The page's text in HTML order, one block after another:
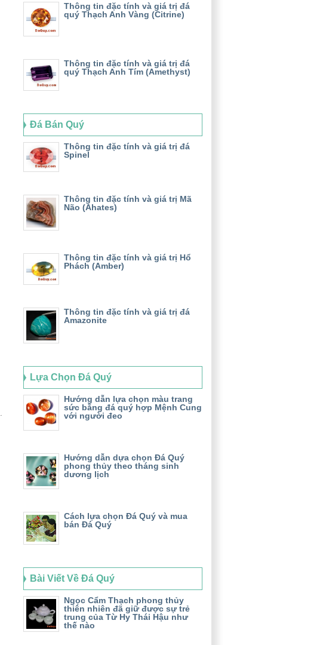
Thông tin đặc tính và giá trị đá
quý Thạch Anh Vàng (Citrine)
Thông tin đặc tính và giá trị đá
quý Thạch Anh Tím (Amethyst)
Đá Bán Quý
Thông tin đặc tính và giá trị đá
Spinel
Thông tin đặc tính và giá trị Mã
Não (Ahates)
Thông tin đặc tính và giá trị Hổ
Phách (Amber)
Thông tin đặc tính và giá trị đá
Amazonite
Lựa Chọn Đá Quý
Hướng dẫn lựa chọn màu trang
sức bằng đá quý hợp Mệnh Cung
với người đeo
Hướng dẫn dựa chọn Đá Quý
phong thủy theo tháng sinh
dương lịch
Cách lựa chọn Đá Quý và mua
bán Đá Quý
Bài Viết Về Đá Quý
Ngọc Cẩm Thạch phong thủy
thiên nhiên đã giữ được sự trẻ
trung của Từ Hy Thái Hậu như
thế nào